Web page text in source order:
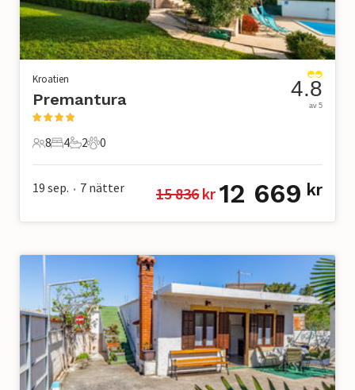
Kroatien
Premantura
8 Gäster
8
4 Sovrum
4
2 Badrum
2
0 Husdjur
0
4.8
av 5
19 sep. • 7 nätter 15 836 kr 12 669 kr